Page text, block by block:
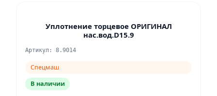
Уплотнение торцевое ОРИГИНАЛ
нас.вод.D15.9
Артикул: 8.9014
Спецмаш
В наличии